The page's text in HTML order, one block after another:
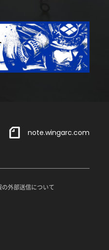
note.wingarc.com
外部送信について